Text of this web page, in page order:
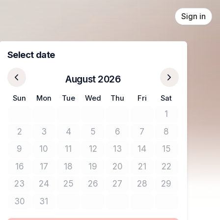
Sign in
Select date
August 2026
Sun Mon Tue Wed Thu Fri Sat
1No tickets
2No tickets available
3No tickets available
4No tickets available
5No tickets available
6No tickets available
7No tickets available
8No tickets
9No tickets available
10No tickets available
11No tickets available
12No tickets available
13No tickets available
14No tickets available
15No tickets
16No tickets available
17No tickets available
18No tickets available
19No tickets available
20No tickets available
21No tickets available
22No tickets
23No tickets available
24No tickets available
25No tickets available
26No tickets available
27No tickets available
28No tickets available
29No tickets
30No tickets available
31No tickets available